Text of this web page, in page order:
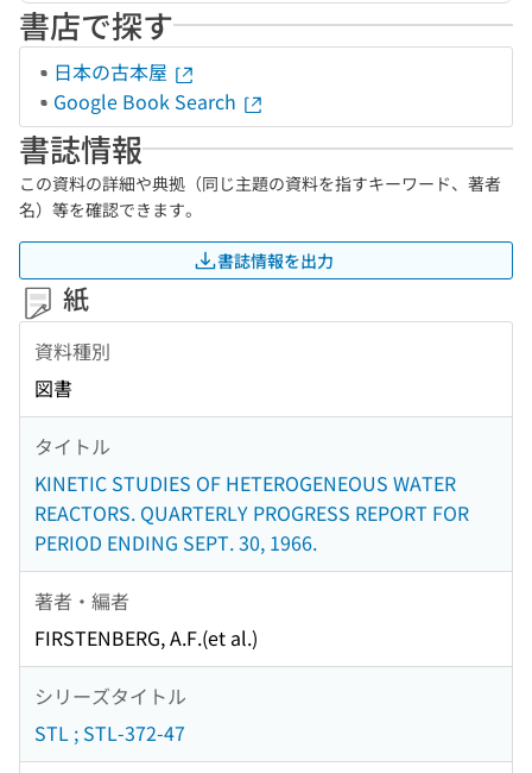
書店で探す
日本の古本屋
Google Book Search
書誌情報
この資料の詳細や典拠（同じ主題の資料を指すキーワード、著者
名）等を確認できます。
書誌情報を出力
紙
資料種別
図書
タイトル
KINETIC STUDIES OF HETEROGENEOUS WATER
REACTORS. QUARTERLY PROGRESS REPORT FOR
PERIOD ENDING SEPT. 30, 1966.
著者・編者
FIRSTENBERG, A.F.(et al.)
シリーズタイトル
STL ; STL-372-47